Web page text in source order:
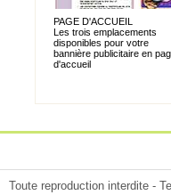
PAGE D'ACCUEIL
Les trois emplacements
disponibles pour votre
bannière publicitaire en
d'accueil
Toute reproduction interdite -